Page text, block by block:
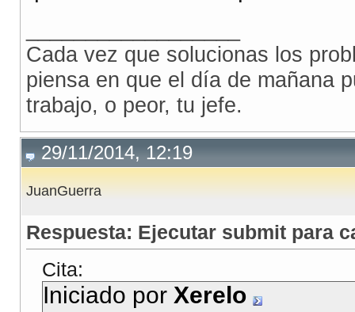
Cada vez que solucionas los
piensa en que el día de mañana
trabajo, o peor, tu jefe.
29/11/2014, 12:19
JuanGuerra
Respuesta: Ejecutar submit para
Cita:
Iniciado por Xerelo